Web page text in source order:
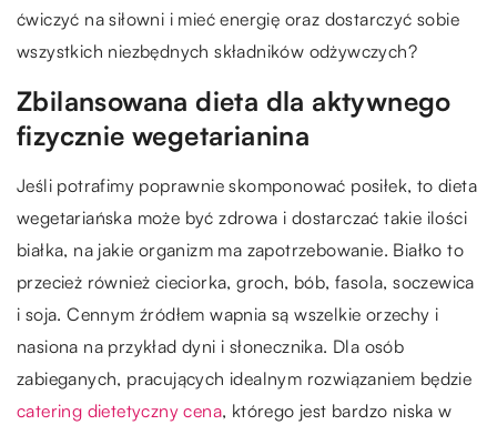
ćwiczyć na siłowni i mieć energię oraz dostarczyć sobie
wszystkich niezbędnych składników odżywczych?
Zbilansowana dieta dla aktywnego
fizycznie wegetarianina
Jeśli potrafimy poprawnie skomponować posiłek, to dieta
wegetariańska może być zdrowa i dostarczać takie ilości
białka, na jakie organizm ma zapotrzebowanie. Białko to
przecież również cieciorka, groch, bób, fasola, soczewica
i soja. Cennym źródłem wapnia są wszelkie orzechy i
nasiona na przykład dyni i słonecznika. Dla osób
zabieganych, pracujących idealnym rozwiązaniem będzie
catering dietetyczny cena, którego jest bardzo niska w